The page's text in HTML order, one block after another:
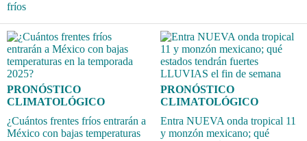
fríos
PRONÓSTICO
CLIMATOLÓGICO
¿Cuántos frentes fríos entrarán a
México con bajas temperaturas
PRONÓSTICO
CLIMATOLÓGICO
Entra NUEVA onda tropical 11
y monzón mexicano; qué